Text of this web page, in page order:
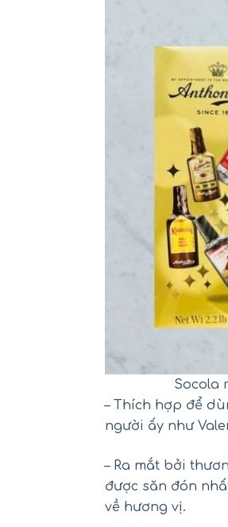
Socola
– Thích hợp để
người ấy như
– Ra mắt bởi
được săn đón
về hương vị.